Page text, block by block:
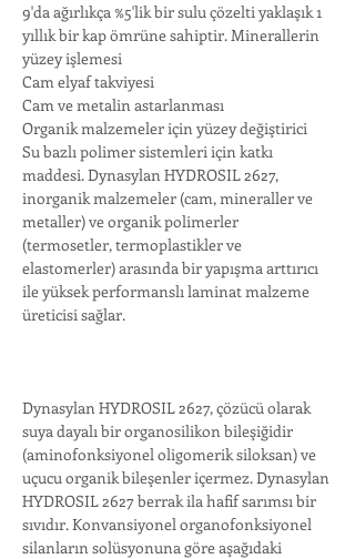
9'da ağırlıkça %5'lik bir sulu çözelti yaklaşık 1
yıllık bir kap ömrüne sahiptir. Minerallerin
yüzey işlemesi
Cam elyaf takviyesi
Cam ve metalin astarlanması
Organik malzemeler için yüzey değiştirici
Su bazlı polimer sistemleri için katkı
maddesi. Dynasylan HYDROSIL 2627,
inorganik malzemeler (cam, mineraller ve
metaller) ve organik polimerler
(termosetler, termoplastikler ve
elastomerler) arasında bir yapışma arttırıcı
ile yüksek performanslı laminat malzeme
üreticisi sağlar.
Dynasylan HYDROSIL 2627, çözücü olarak
suya dayalı bir organosilikon bileşiğidir
(aminofonksiyonel oligomerik siloksan) ve
uçucu organik bileşenler içermez. Dynasylan
HYDROSIL 2627 berrak ila hafif sarımsı bir
sıvıdır. Konvansiyonel organofonksiyonel
silanların solüsyonuna göre aşağıdaki